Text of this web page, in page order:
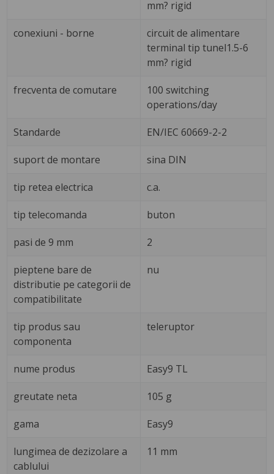
mm? rigid
conexiuni - borne
circuit de alimentare
terminal tip tunel1.5-6
mm? rigid
frecventa de comutare
100 switching
operations/day
Standarde EN/IEC 60669-2-2
suport de montare sina DIN
tip retea electrica c.a.
tip telecomanda buton
pasi de 9 mm 2
pieptene bare de
distributie pe categorii de
compatibilitate
nu
tip produs sau
componenta
teleruptor
nume produs Easy9 TL
greutate neta 105 g
gama Easy9
lungimea de dezizolare a
cablului
11 mm